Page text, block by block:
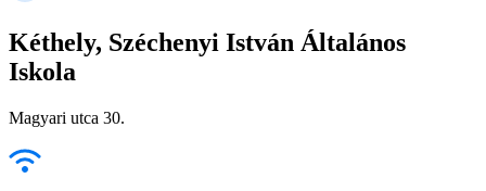
Kéthely, Széchenyi István Általános
Iskola
Magyari utca 30.